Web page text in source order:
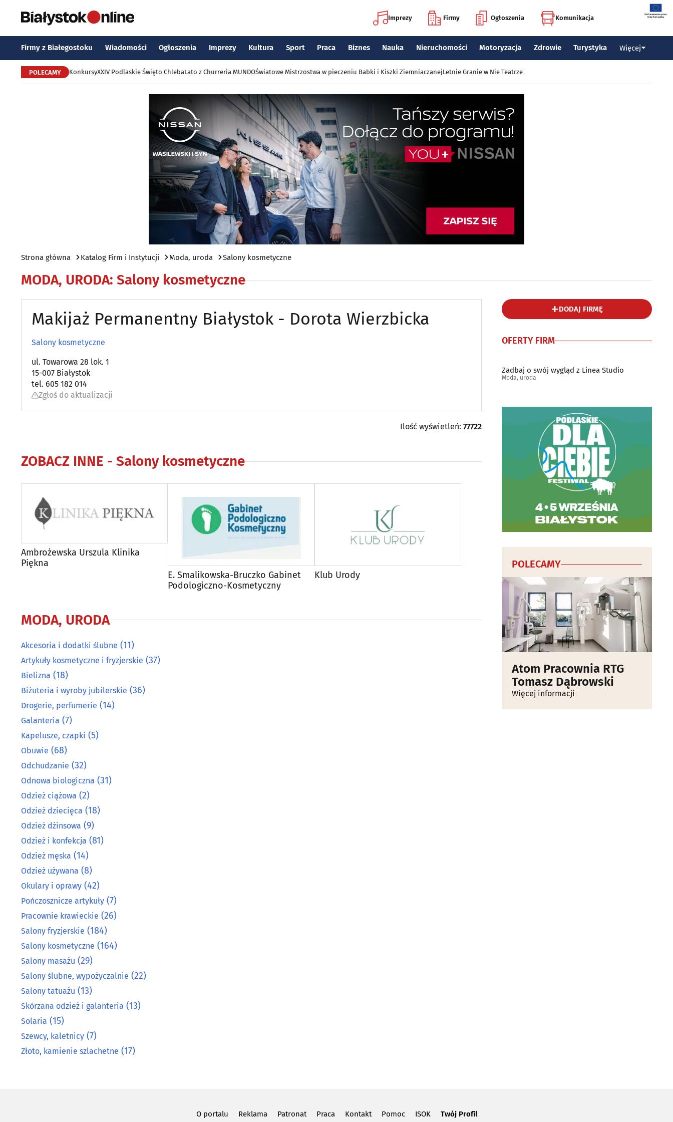
Imprezy Firmy Ogłoszenia Komunikacja
Firmy z Białegostoku Wiadomości Ogłoszenia Imprezy Kultura Sport Praca Biznes Nauka Nieruchomości Motoryzacja Zdrowie Turystyka Więcej
POLECAMY KonkursyXXIV Podlaskie Święto ChlebaLato z Churreria MUNDOŚwiatowe Mistrzostwa w pieczeniu Babki i Kiszki ZiemniaczanejLetnie Granie w Nie Teatrze
Strona główna Katalog Firm i Instytucji Moda, uroda Salony kosmetyczne
MODA, URODA: Salony kosmetyczne
Makijaż Permanentny Białystok - Dorota Wierzbicka
Salony kosmetyczne
ul. Towarowa 28 lok. 1
15-007 Białystok
tel. 605 182 014
Zgłoś do aktualizacji
Ilość wyświetleń: 77722
ZOBACZ INNE - Salony kosmetyczne
Ambrożewska Urszula Klinika
Piękna
E. Smalikowska-Bruczko Gabinet
Podologiczno-Kosmetyczny
Klub Urody
MODA, URODA
Akcesoria i dodatki ślubne (11)
Artykuły kosmetyczne i fryzjerskie (37)
Bielizna (18)
Biżuteria i wyroby jubilerskie (36)
Drogerie, perfumerie (14)
Galanteria (7)
Kapelusze, czapki (5)
Obuwie (68)
Odchudzanie (32)
Odnowa biologiczna (31)
Odzież ciążowa (2)
Odzież dziecięca (18)
Odzież dżinsowa (9)
Odzież i konfekcja (81)
Odzież męska (14)
Odzież używana (8)
Okulary i oprawy (42)
Pończosznicze artykuły (7)
Pracownie krawieckie (26)
Salony fryzjerskie (184)
Salony kosmetyczne (164)
Salony masażu (29)
Salony ślubne, wypożyczalnie (22)
Salony tatuażu (13)
Skórzana odzież i galanteria (13)
Solaria (15)
Szewcy, kaletnicy (7)
Złoto, kamienie szlachetne (17)
DODAJ FIRMĘ
OFERTY FIRM
Zadbaj o swój wygląd z Linea Studio
Moda, uroda
POLECAMY
Atom Pracownia RTG
Tomasz Dąbrowski
Więcej informacji
O portalu Reklama Patronat Praca Kontakt Pomoc ISOK Twój Profil